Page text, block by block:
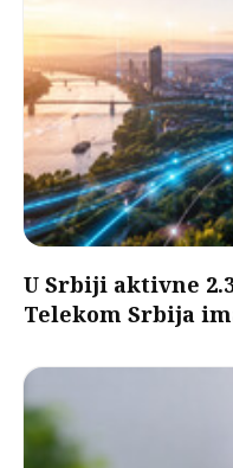
U Srbiji aktivne
Telekom Srbija